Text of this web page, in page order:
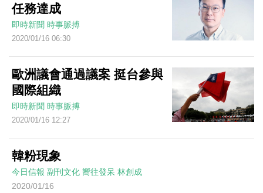
任務達成
即時新聞 時事脈搏
2020/01/16 06:30
歐洲議會通過議案 挺台參與
國際組織
即時新聞 時事脈搏
2020/01/16 12:27
韓粉現象
今日信報 副刊文化 嚮往發呆 林創成
2020/01/16